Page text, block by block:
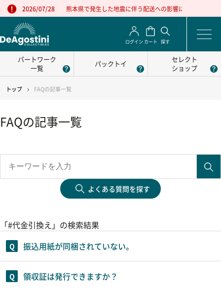
2026/07/28 熊本県で発生した地震に伴う配送への影響について
ログイン カート 探す
パートワーク
一覧
パックトイ
セレクト
ショップ
トップ FAQの記事一覧
FAQの記事一覧
よくある質問を探す
「#代金引換え」の検索結果
振込用紙が同梱されていない。
領収証は発行できますか？